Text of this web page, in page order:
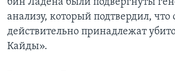
бин Ладена были подвергнуты
анализу, который подтвердил, что
действительно принадлежат
Кайды».